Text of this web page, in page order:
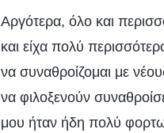
Αργότερα, όλο και
και είχα πολύ
να συναθροίζομαι με
να φιλοξενούν
μου ήταν ήδη πολύ